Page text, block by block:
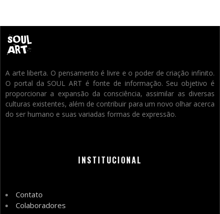
A arte liberta. O pensamento é livre e o poder de criação infinito.
O portal da SOUL ART é fonte de informação. Seu objetivo é
proporcionar a expansão da consciência, assimilar as diversas
culturas existentes, além de contribuir para um novo olhar acerca
do ser humano e suas variadas formas de expressão.
INSTITUCIONAL
Contato
Colaboradores